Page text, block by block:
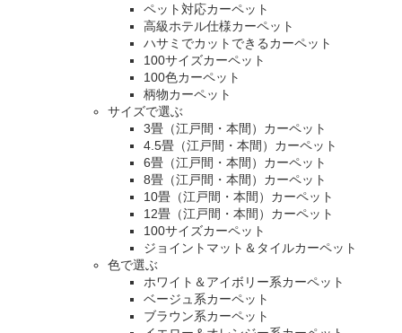
ペット対応カーペット
高級ホテル仕様カーペット
ハサミでカットできるカーペット
100サイズカーペット
100色カーペット
柄物カーペット
サイズで選ぶ
3畳（江戸間・本間）カーペット
4.5畳（江戸間・本間）カーペット
6畳（江戸間・本間）カーペット
8畳（江戸間・本間）カーペット
10畳（江戸間・本間）カーペット
12畳（江戸間・本間）カーペット
100サイズカーペット
ジョイントマット＆タイルカーペット
色で選ぶ
ホワイト＆アイボリー系カーペット
ベージュ系カーペット
ブラウン系カーペット